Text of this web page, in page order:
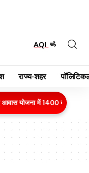
AQI
राज्य-शहर
योजना में 1400 करोड़ रुपये